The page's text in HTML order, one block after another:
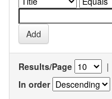
Results/Page |
In order